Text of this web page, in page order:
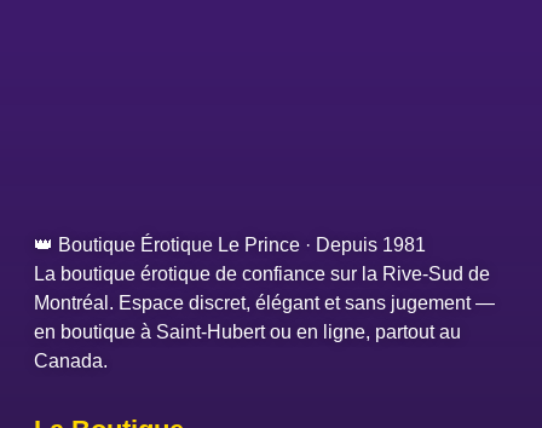
👑 Boutique Érotique Le Prince · Depuis 1981
La boutique érotique de confiance sur la Rive-Sud de
Montréal. Espace discret, élégant et sans jugement —
en boutique à Saint-Hubert ou en ligne, partout au
Canada.